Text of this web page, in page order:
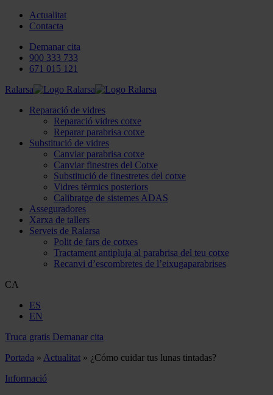
Actualitat
Contacta
Demanar cita
900 333 733
671 015 121
Ralarsa
Reparació de vidres
Reparació vidres cotxe
Reparar parabrisa cotxe
Substitució de vidres
Canviar parabrisa cotxe
Canviar finestres del Cotxe
Substitució de finestretes del cotxe
Vidres tèrmics posteriors
Calibratge de sistemes ADAS
Asseguradores
Xarxa de tallers
Serveis de Ralarsa
Polit de fars de cotxes
Tractament antipluja al parabrisa del teu cotxe
Recanvi d’escombretes de l’eixugaparabrises
CA
ES
EN
Truca gratis Demanar cita
Portada » Actualitat » ¿Cómo cuidar tus lunas tintadas?
Informació